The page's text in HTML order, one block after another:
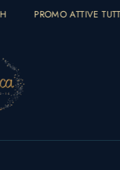
PROMO ATTIVE